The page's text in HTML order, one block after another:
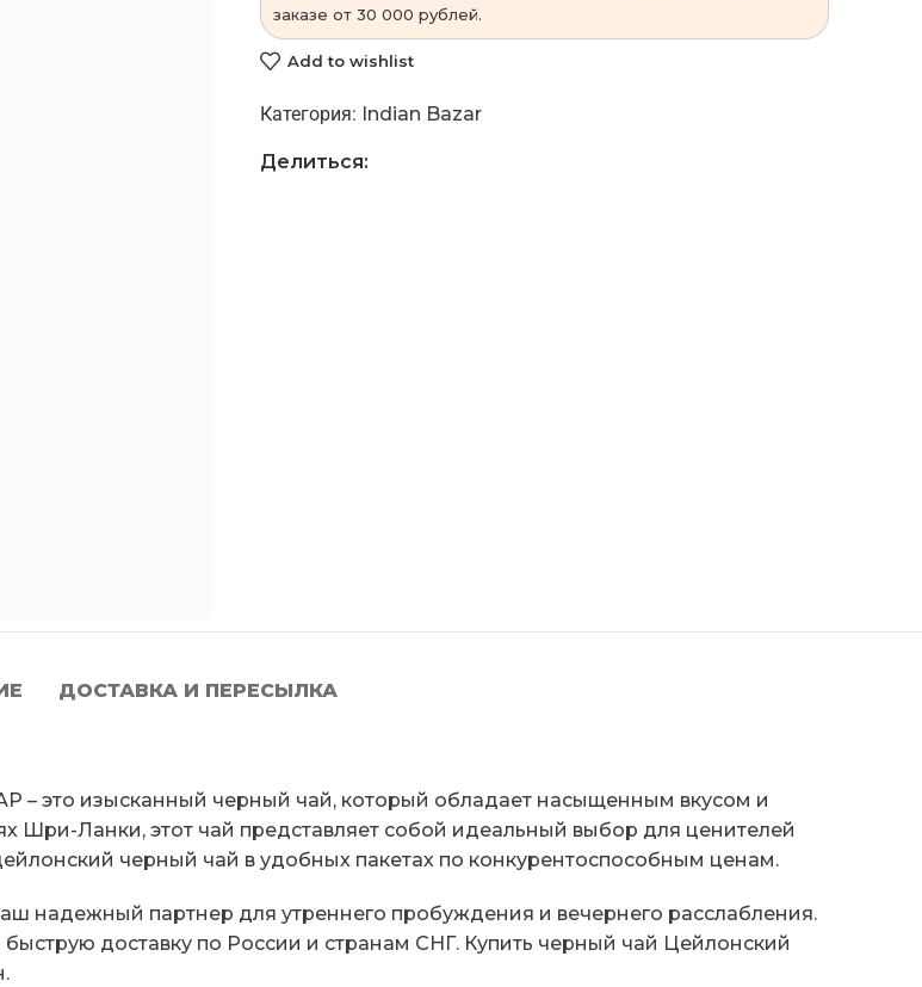
заказе от 30 000 рублей.
Add to wishlist
Категория: Indian Bazar
Делиться:
ДОСТАВКА И ПЕРЕСЫЛКА
– это изысканный черный чай, который обладает насыщенным вкусом и
Ланки, этот чай представляет собой идеальный выбор для ценителей
черный чай в удобных пакетах по конкурентоспособным ценам.
надежный партнер для утреннего пробуждения и вечернего расслабления.
доставку по России и странам СНГ. Купить черный чай Цейлонский